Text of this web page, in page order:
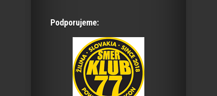
Podporujeme: